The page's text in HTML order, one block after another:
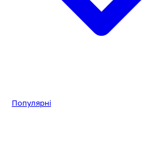
Популярні